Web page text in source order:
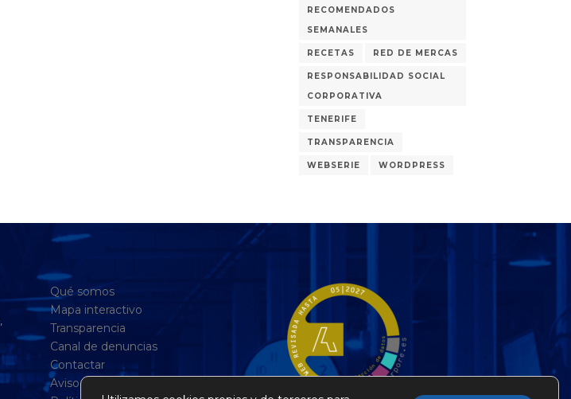
RECOMENDADOS
SEMANALES
RECETAS RED DE MERCAS
RESPONSABILIDAD SOCIAL
CORPORATIVA
TENERIFE
TRANSPARENCIA
WEBSERIE WORDPRESS
Qué somos
Mapa interactivo
Transparencia
Canal de denuncias
Contactar
Aviso legal